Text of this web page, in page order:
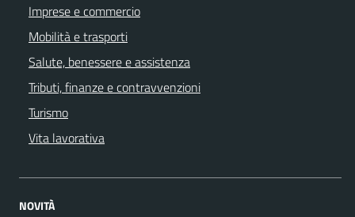
Imprese e commercio
Mobilità e trasporti
Salute, benessere e assistenza
Tributi, finanze e contravvenzioni
Turismo
Vita lavorativa
NOVITÀ